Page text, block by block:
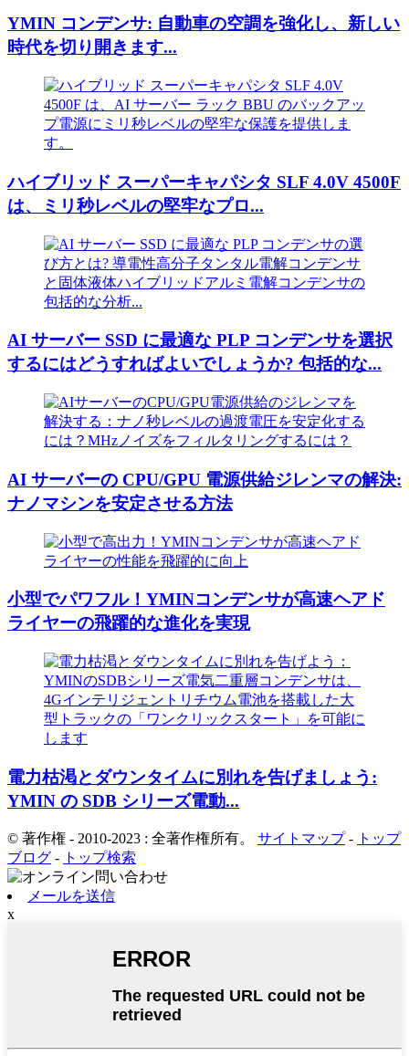
YMIN コンデンサ: 自動車の空調を強化し、新しい
時代を切り開きます...
ハイブリッド スーパーキャパシタ SLF 4.0V 4500F
は、ミリ秒レベルの堅牢なプロ...
AI サーバー SSD に最適な PLP コンデンサを選択
するにはどうすればよいでしょうか? 包括的な...
AI サーバーの CPU/GPU 電源供給ジレンマの解決:
ナノマシンを安定させる方法
小型でパワフル！YMINコンデンサが高速ヘアド
ライヤーの飛躍的な進化を実現
電力枯渇とダウンタイムに別れを告げましょう:
YMIN の SDB シリーズ電動...
© 著作権 - 2010-2023 : 全著作権所有。 サイトマップ- トップ
ブログ - トップ検索
メールを送信
x